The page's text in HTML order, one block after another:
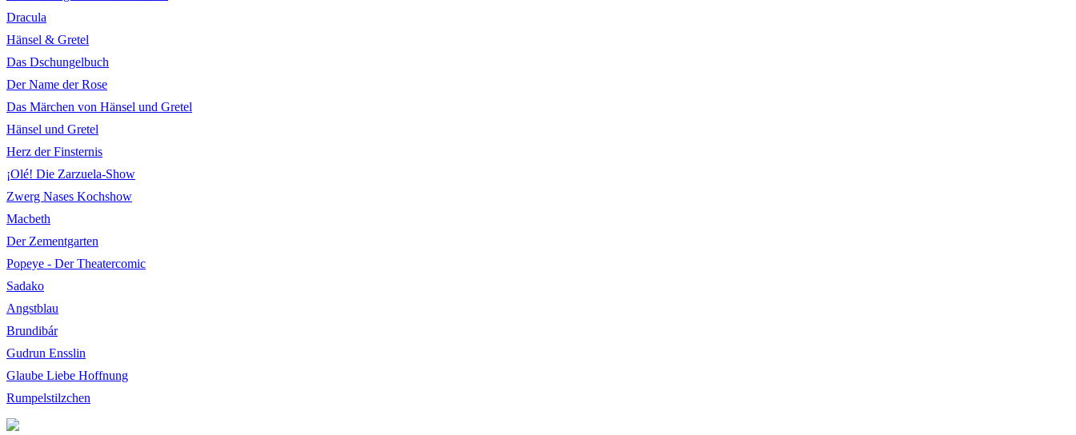
Dracula
Hänsel & Gretel
Das Dschungelbuch
Der Name der Rose
Das Märchen von Hänsel und Gretel
Hänsel und Gretel
Herz der Finsternis
¡Olé! Die Zarzuela-Show
Zwerg Nases Kochshow
Macbeth
Der Zementgarten
Popeye - Der Theatercomic
Sadako
Angstblau
Brundibár
Gudrun Ensslin
Glaube Liebe Hoffnung
Rumpelstilzchen